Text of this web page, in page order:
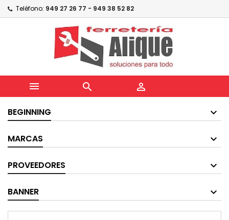
Teléfono: 949 27 26 77 - 949 38 52 82
  
BEGINNING
MARCAS
PROVEEDORES
BANNER